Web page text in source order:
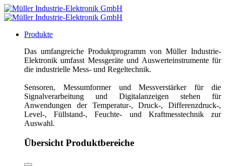
Produkte
Das umfangreiche Produktprogramm von Müller Industrie-
Elektronik umfasst Messgeräte und Auswerteinstrumente für
die industrielle Mess- und Regeltechnik.
Sensoren, Messumformer und Messverstärker für die
Signalverarbeitung und Digitalanzeigen stehen für
Anwendungen der Temperatur-, Druck-, Differenzdruck-,
Level-, Füllstand-, Feuchte- und Kraftmesstechnik zur
Auswahl.
Übersicht Produktbereiche